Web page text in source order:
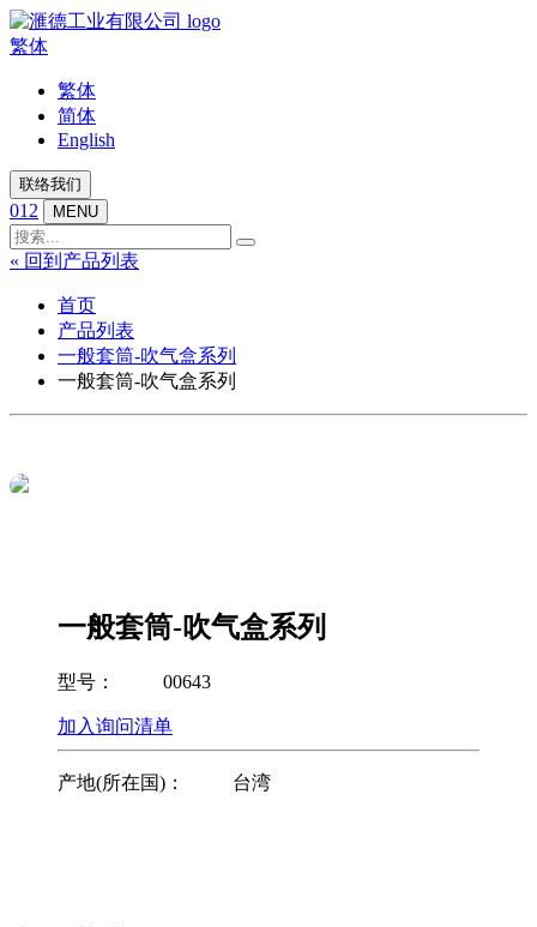
繁体
繁体
简体
English
联络我们
012 MENU
« 回到产品列表
首页
产品列表
一般套筒-吹气盒系列
一般套筒-吹气盒系列
一般套筒-吹气盒系列
型号： 00643
加入询问清单
产地(所在国)： 台湾